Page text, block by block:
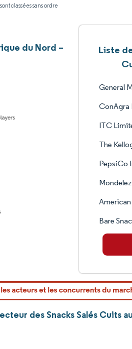
classées sans ordre
du Nord –
Liste
General
ConAgra
ITC
The
PepsiCo
Bare
des Snacks Salés Cuits